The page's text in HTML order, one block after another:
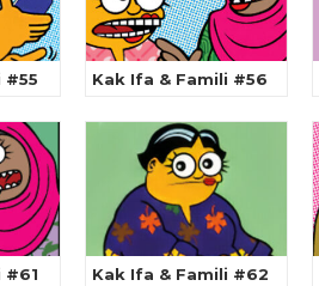
#55 Kak Ifa & Famili #56
#61 Kak Ifa & Famili #62